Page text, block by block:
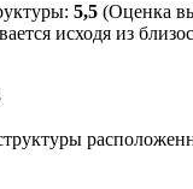
5,5 (Оценка
исходя из